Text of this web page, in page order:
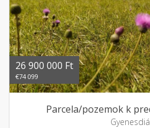
26 900 000 Ft
€74 099
Parcela/pozemok k